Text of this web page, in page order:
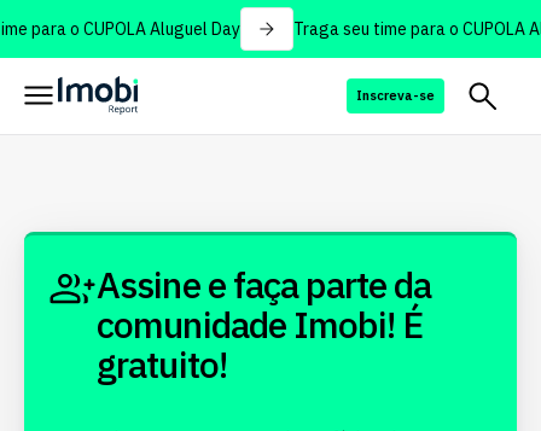
para o CUPOLA Aluguel Day Traga seu time para o CUPOLA
Inscreva-se
Assine e faça parte da
comunidade Imobi! É
gratuito!